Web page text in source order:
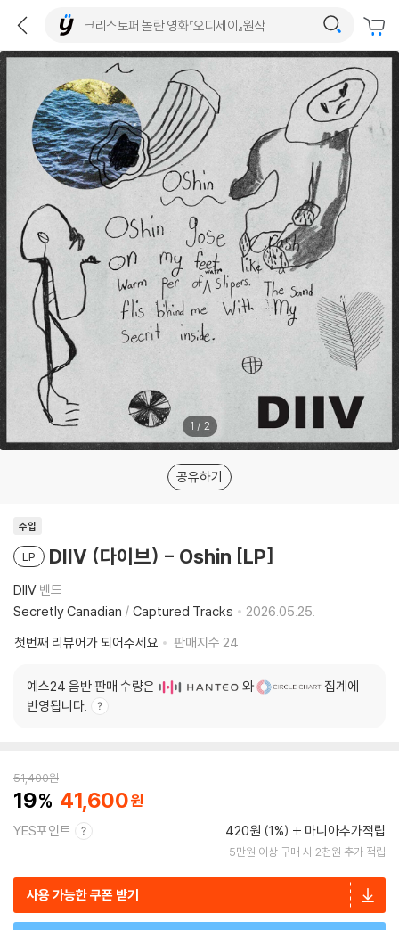
1 / 2
공유하기
수입
LP DIIV (다이브) - Oshin [LP]
DIIV 밴드
Secretly Canadian / Captured Tracks
2026.05.25.
첫번째 리뷰어가 되어주세요
판매지수 24
예스24 음반 판매 수량은 와
집계에
반영됩니다.
51,400원
19 41,600
YES포인트 420원 (1%) 마니아추가적립
5만원 이상 구매 시 2천원 추가 적립
사용 가능한 쿠폰 받기